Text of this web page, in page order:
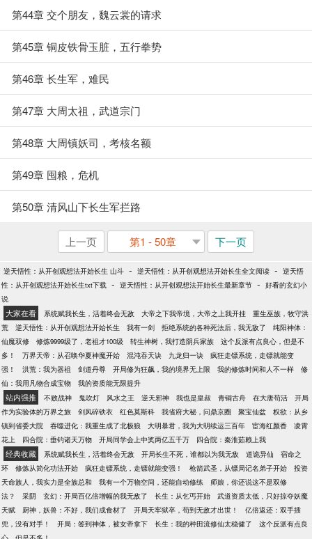
第44章 交个朋友，魏云裳的请求
第45章 铜皮铁骨玉脏，五行拳势
第46章 长生军，难民
第47章 大周太祖，武道宗门
第48章 大周镇妖司，考核名额
第49章 囤粮，危机
第50章 清风山下长生军拦路
上一页 第1 - 50章 下一页
逆天悟性：从开创观想法开始长生 山斗 - 逆天悟性：从开创观想法开始长生全文阅读 - 逆天悟
性：从开创观想法开始长生txt下载 - 逆天悟性：从开创观想法开始长生最新章节 - 好看的玄幻小
说
大家在看 系统赋我长生，活着终会无敌 大帝之下我帝境，大帝之上我开挂
重生巫族，牧守洪
荒
逆天悟性：从开创观想法开始长生 我有一剑 拒绝系统的各种死法后，我无敌了
纯阳神体：
仙魔双修
修炼9999级了，老祖才100级 转生神树，我打造阴兵家族
这个反派有点良心，但是不
多！
万界天帝：从召唤华夏神魔开始 混沌吞天诀 九龙归一诀
疯狂走镖系统，走镖就能变
强！
洪荒：我为器祖 剑道丹尊 开局修为狂飙，我的境界无上限 我的修炼时间和人不一样
修
仙：我用凡物合成宝物
我的资质能无限提升
站内强推 不败战神 鬼吹灯 风水之王 逆天邪神 我也是皇叔 青铜古舟 在大唐苟活
开局
作为实验体的万界之旅
剑风碎铁衣 红色莫斯科 我省府大秘，问鼎京圈 聚宝仙盆
权欲：从乡
镇到省委大院
吞噬进化：我重生成了北极狼 大明暴君，我为大明续运三百年 宦海红颜香
凌霄
花上
四合院：垂钓诸天万物 开局同学会上中奖两亿五千万 四合院：秦淮茹赖上我
经典收藏 系统赋我长生，活着终会无敌 开局长生不死，谁都以为我无敌 道诡异仙
宿命之
环
修炼从简化功法开始 疯狂走镖系统，走镖就能变强！ 枪箭武圣，从镖局记名弟子开始
投资
天命族人，我实力是全族总和
我有一个万物空间，还能自动修练
师娘，你还说这不是双修
法？
采阴 玄幻：开局百亿倍增幅的我无敌了 长生：从乞丐开始
武道资质太低，只好掠夺妖魔
天赋
厨神，妖兽：不好，我们成食材了 开局天牢狱卒，苟到无敌才出世！
亿倍返还：双手插
兜，没有对手！
开局：签到神体，被女帝拿下 长生：我的种田流修仙太稳健了
这个反派有点良